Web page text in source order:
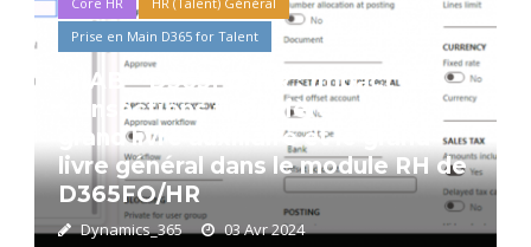
Prise en Main D365 for Talent
MIAB – D365FO/HR : Impact des
transactions financières sur le
grand livre auxiliaire et le grand
livre général dans le module RH de
D365FO/HR
Dynamics_365 03 Avr 2024